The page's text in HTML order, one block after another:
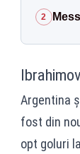
2
Argentina
fost din
opt goluri